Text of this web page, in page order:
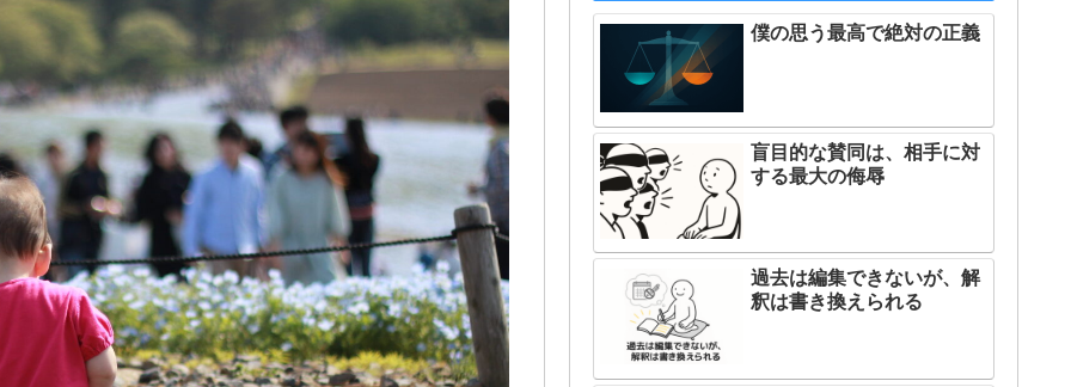
僕の思う最高で絶対の正義
盲目的な賛同は、相手に対
する最大の侮辱
過去は編集できないが、解
釈は書き換えられる